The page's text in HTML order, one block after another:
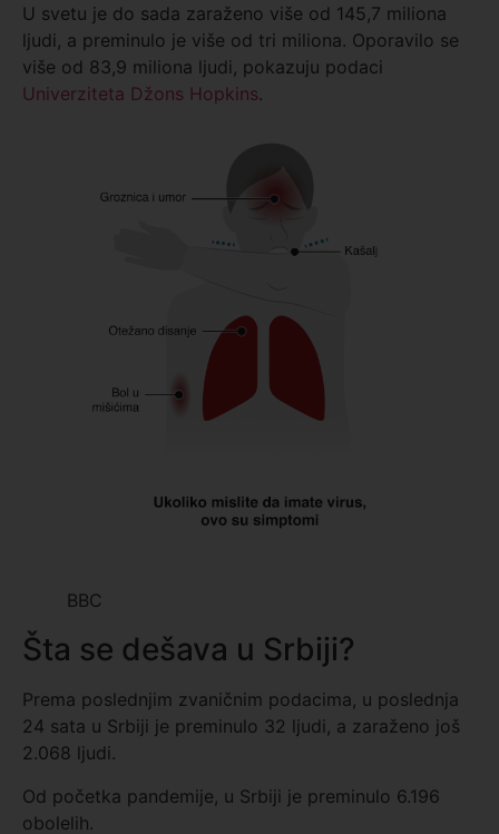
U svetu je do sada zaraženo više od 145,7 miliona
ljudi, a preminulo je više od tri miliona. Oporavilo se
više od 83,9 miliona ljudi, pokazuju podaci
Univerziteta Džons Hopkins.
BBC
Šta se dešava u Srbiji?
Prema poslednjim zvaničnim podacima, u poslednja
24 sata u Srbiji je preminulo 32 ljudi, a zaraženo još
2.068 ljudi.
Od početka pandemije, u Srbiji je preminulo 6.196
obolelih.